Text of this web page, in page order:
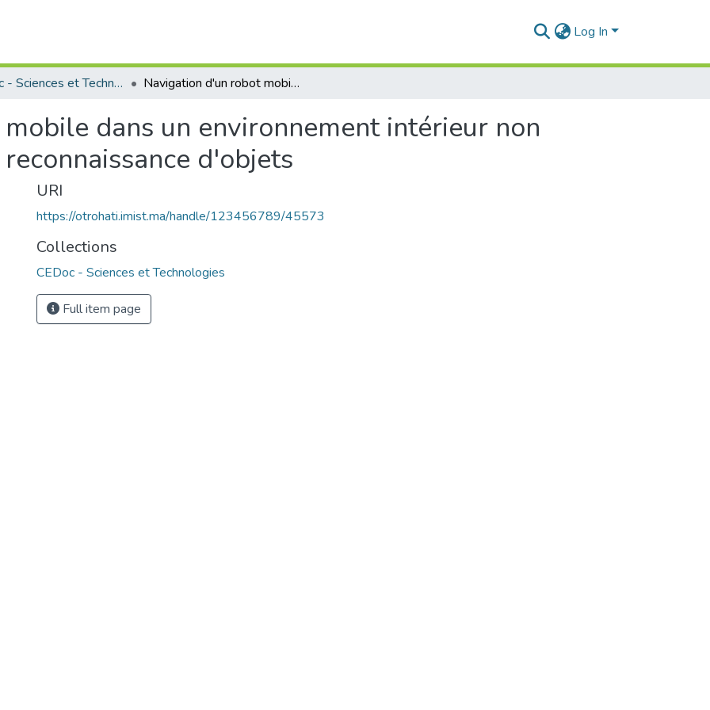
Log In
CEDoc - Sciences et Technologies Navigation d'un robot mobile dans un environnement intérieur non structuré basée sur la reconnaissance d'objets
dans un environnement intérieur non
d'objets
URI
https://otrohati.imist.ma/handle/123456789/45573
Collections
CEDoc - Sciences et Technologies
Full item page